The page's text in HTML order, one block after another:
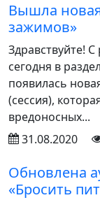
Вышла
зажимов»
Здравствуйте!
сегодня в
появилась
(сессия),
вредоносных...
31.08.2020
Обновлена
«Бросить